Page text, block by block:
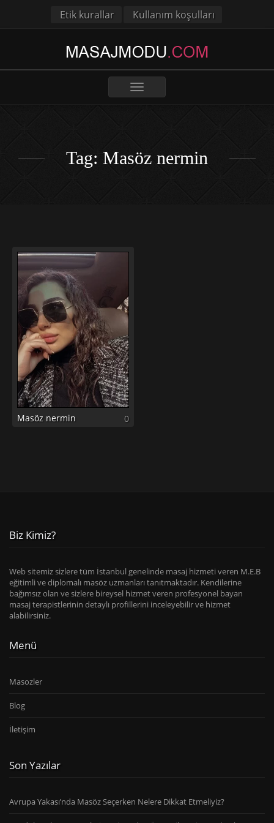
Etik kurallar Kullanım koşulları
Toggle
Tag: Masöz nermin
Masöz nermin 0
Biz Kimiz?
Web sitemiz sizlere tüm İstanbul genelinde masaj hizmeti veren M.E.B
eğitimli ve diplomalı masöz uzmanları tanıtmaktadır. Kendilerine
bağımsız olan ve sizlere bireysel hizmet veren profesyonel bayan
masaj terapistlerinin detaylı profillerini inceleyebilir ve hizmet
alabilirsiniz.
Menü
Masozler
Blog
İletişim
Son Yazılar
Avrupa Yakası’nda Masöz Seçerken Nelere Dikkat Etmeliyiz?